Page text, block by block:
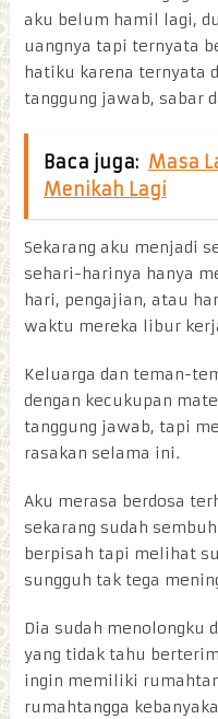
aku belum hamil lagi,
uangnya tapi ternyata
hatiku karena ternyata
tanggung jawab, sabar
Baca juga: Masa
Menikah Lagi
Sekarang aku menjadi
sehari-harinya hanya
hari, pengajian, atau
waktu mereka libur
Keluarga dan teman-
dengan kecukupan
tanggung jawab, tapi
rasakan selama ini.
Aku merasa berdosa
sekarang sudah
berpisah tapi melihat
sungguh tak tega
Dia sudah menolongku
yang tidak tahu
ingin memiliki
rumahtangga